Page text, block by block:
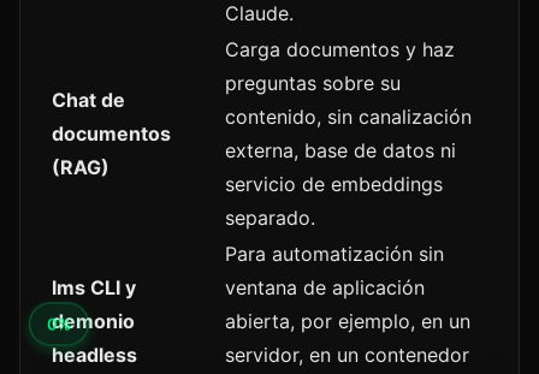
Claude.
Chat de
documentos
(RAG)
Carga documentos y haz
preguntas sobre su
contenido, sin canalización
externa, base de datos ni
servicio de embeddings
separado.
lms CLI y
demonio
headless
Para automatización sin
ventana de aplicación
abierta, por ejemplo, en un
servidor, en un contenedor